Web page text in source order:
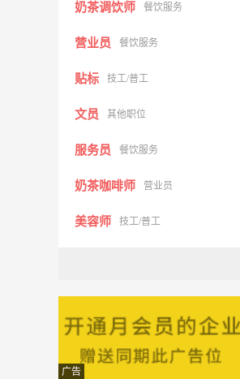
奶茶调饮师 餐饮服务
营业员 餐饮服务
贴标 技工/普工
文员 其他职位
服务员 餐饮服务
奶茶咖啡师 营业员
美容师 技工/普工
炒锅，服务员，收营员 餐饮服务
阿姨�D厨师 餐饮服务
广告